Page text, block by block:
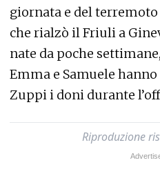
giornata e del
che rialzò il Friuli a
nate da poche
Emma e Samuele
Zuppi i doni durante
Riproduzione